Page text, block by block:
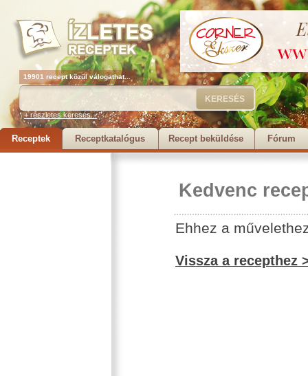
19901 recept közül válogathat...
+ részletes keresés...
Receptek Receptkatalógus Recept beküldése Fórum
Kedvenc
Ehhez a
Vissza a recepthez